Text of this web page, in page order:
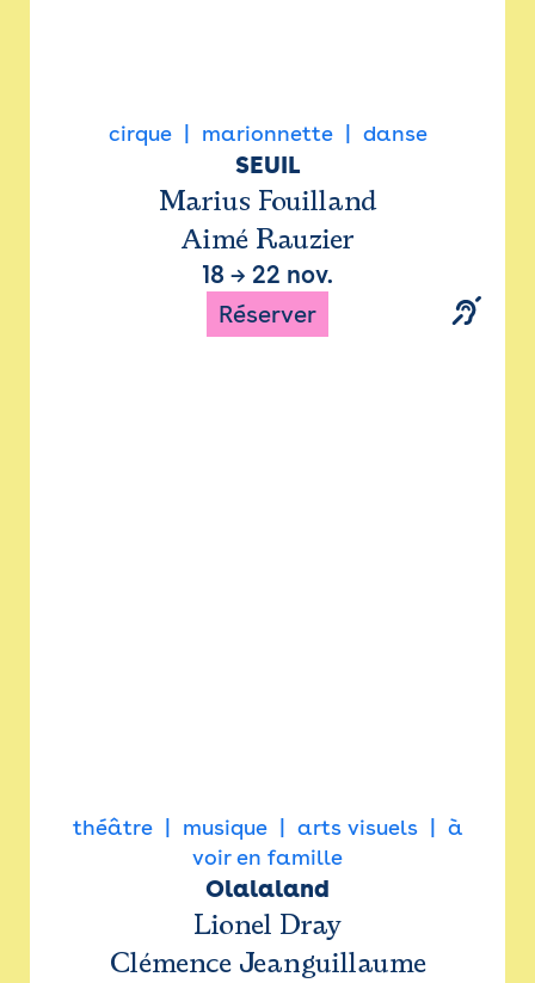
cirque marionnette danse
SEUIL
Marius Fouilland
Aimé Rauzier
18 → 22 nov.
Réserver
théâtre musique arts visuels
à
voir en famille
Olalaland
Lionel Dray
Clémence Jeanguillaume